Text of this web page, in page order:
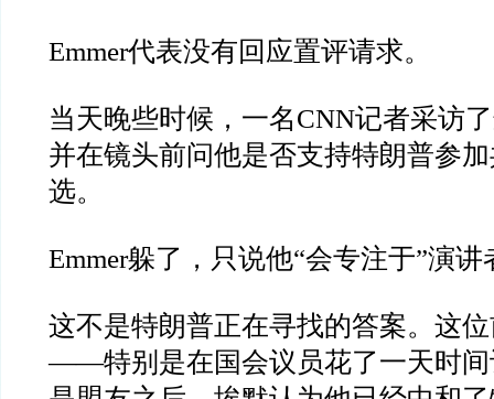
Emmer代表没有回应置评请求。
当天晚些时候，一名CNN记者采访
并在镜头前问他是否支持特朗普参
选。
Emmer躲了，只说他“会专注于”演讲
这不是特朗普正在寻找的答案。这
——特别是在国会议员花了一天时